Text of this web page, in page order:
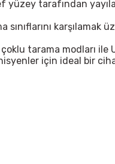
tarafından
karşılamak
tarama modları ile
için ideal bir